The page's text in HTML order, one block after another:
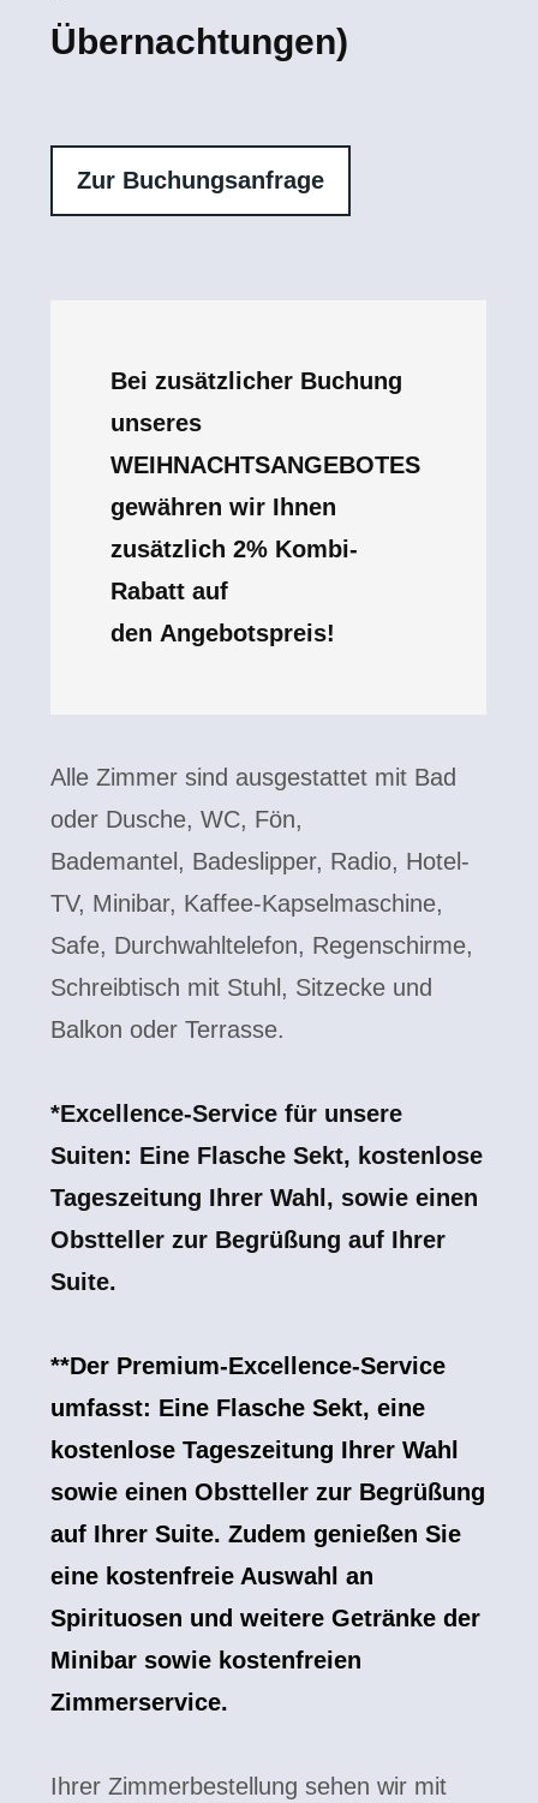
Übernachtungen)
Zur Buchungsanfrage
Bei zusätzlicher Buchung
unseres
WEIHNACHTSANGEBOTES
gewähren wir Ihnen
zusätzlich 2% Kombi-
Rabatt auf
den Angebotspreis!
Alle Zimmer sind ausgestattet mit Bad
oder Dusche, WC, Fön,
Bademantel, Badeslipper, Radio, Hotel-
TV, Minibar, Kaffee-Kapselmaschine,
Safe, Durchwahltelefon, Regenschirme,
Schreibtisch mit Stuhl, Sitzecke und
Balkon oder Terrasse.
*Excellence-Service für unsere
Suiten: Eine Flasche Sekt, kostenlose
Tageszeitung Ihrer Wahl, sowie einen
Obstteller zur Begrüßung auf Ihrer
Suite.
**Der Premium-Excellence-Service
umfasst: Eine Flasche Sekt, eine
kostenlose Tageszeitung Ihrer Wahl
sowie einen Obstteller zur Begrüßung
auf Ihrer Suite. Zudem genießen Sie
eine kostenfreie Auswahl an
Spirituosen und weitere Getränke der
Minibar sowie kostenfreien
Zimmerservice.
Ihrer Zimmerbestellung sehen wir mit